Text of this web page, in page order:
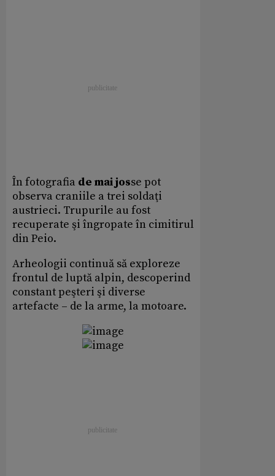
În fotografia de mai josse pot
observa craniile a trei soldaţi
austrieci. Trupurile au fost
recuperate şi îngropate în cimitirul
din Peio.
Arheologii continuă să exploreze
frontul de luptă alpin, descoperind
constant peşteri şi diverse
artefacte – de la arme, la motoare.